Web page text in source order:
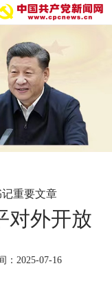
记重要文章
对外开放
2025-07-16